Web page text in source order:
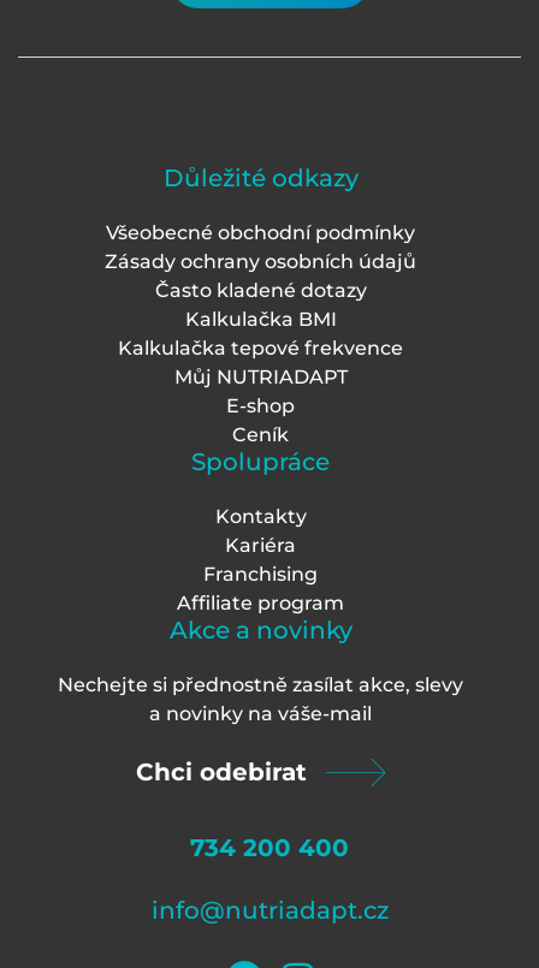
Důležité odkazy
Všeobecné obchodní podmínky
Zásady ochrany osobních údajů
Často kladené dotazy
Kalkulačka BMI
Kalkulačka tepové frekvence
Můj NUTRIADAPT
E-shop
Ceník
Spolupráce
Kontakty
Kariéra
Franchising
Affiliate program
Akce a novinky
Nechejte si přednostně zasílat akce, slevy
a novinky na váše-mail
Chci odebirat
734 200 400
info@nutriadapt.cz